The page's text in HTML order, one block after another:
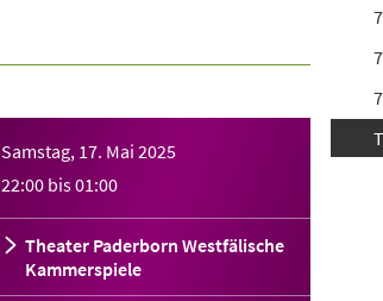
Samstag, 17. Mai 2025
22:00 bis01:00
Theater Paderborn Westfälische
Kammerspiele